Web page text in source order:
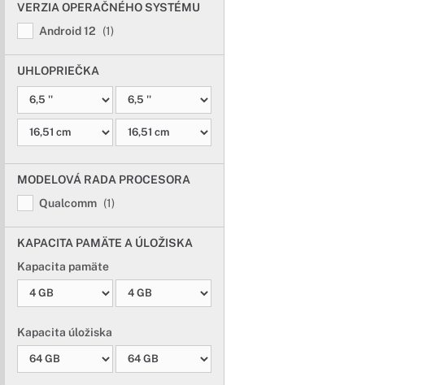
VERZIA OPERAČNÉHO SYSTÉMU
Android 12
(1)
UHLOPRIEČKA
MODELOVÁ RADA PROCESORA
Qualcomm (1)
KAPACITA PAMÄTE A ÚLOŽISKA
Kapacita pamäte
Kapacita úložiska